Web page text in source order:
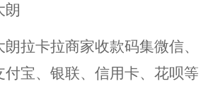
朗
朗拉卡拉商家收款码集微信、
付宝、银联、信用卡、花呗等